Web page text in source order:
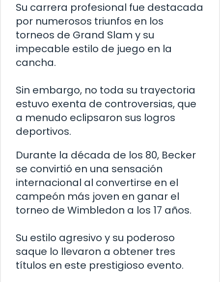
Su carrera profesional fue destacada
por numerosos triunfos en los
torneos de Grand Slam y su
impecable estilo de juego en la
cancha.
Sin embargo, no toda su trayectoria
estuvo exenta de controversias, que
a menudo eclipsaron sus logros
deportivos.
Durante la década de los 80, Becker
se convirtió en una sensación
internacional al convertirse en el
campeón más joven en ganar el
torneo de Wimbledon a los 17 años.
Su estilo agresivo y su poderoso
saque lo llevaron a obtener tres
títulos en este prestigioso evento.